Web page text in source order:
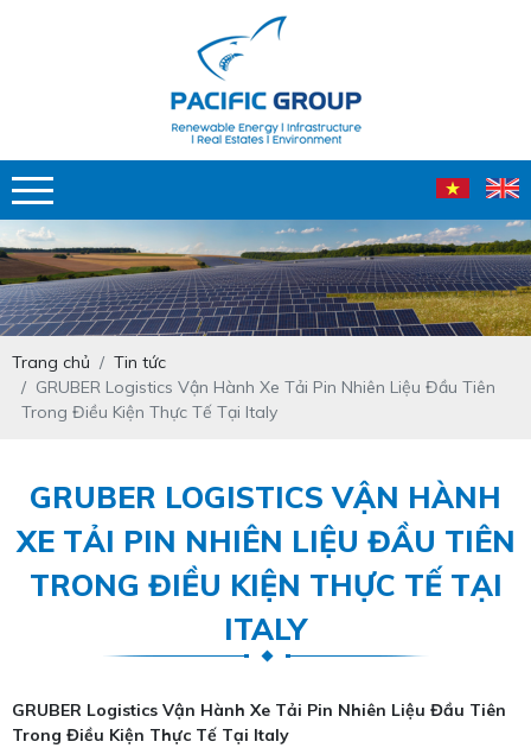
Trang chủ
Tin tức
GRUBER Logistics Vận Hành Xe Tải Pin Nhiên Liệu Đầu Tiên
Trong Điều Kiện Thực Tế Tại Italy
GRUBER LOGISTICS VẬN HÀNH
XE TẢI PIN NHIÊN LIỆU ĐẦU TIÊN
TRONG ĐIỀU KIỆN THỰC TẾ TẠI
ITALY
GRUBER Logistics Vận Hành Xe Tải Pin Nhiên Liệu Đầu Tiên
Trong Điều Kiện Thực Tế Tại Italy